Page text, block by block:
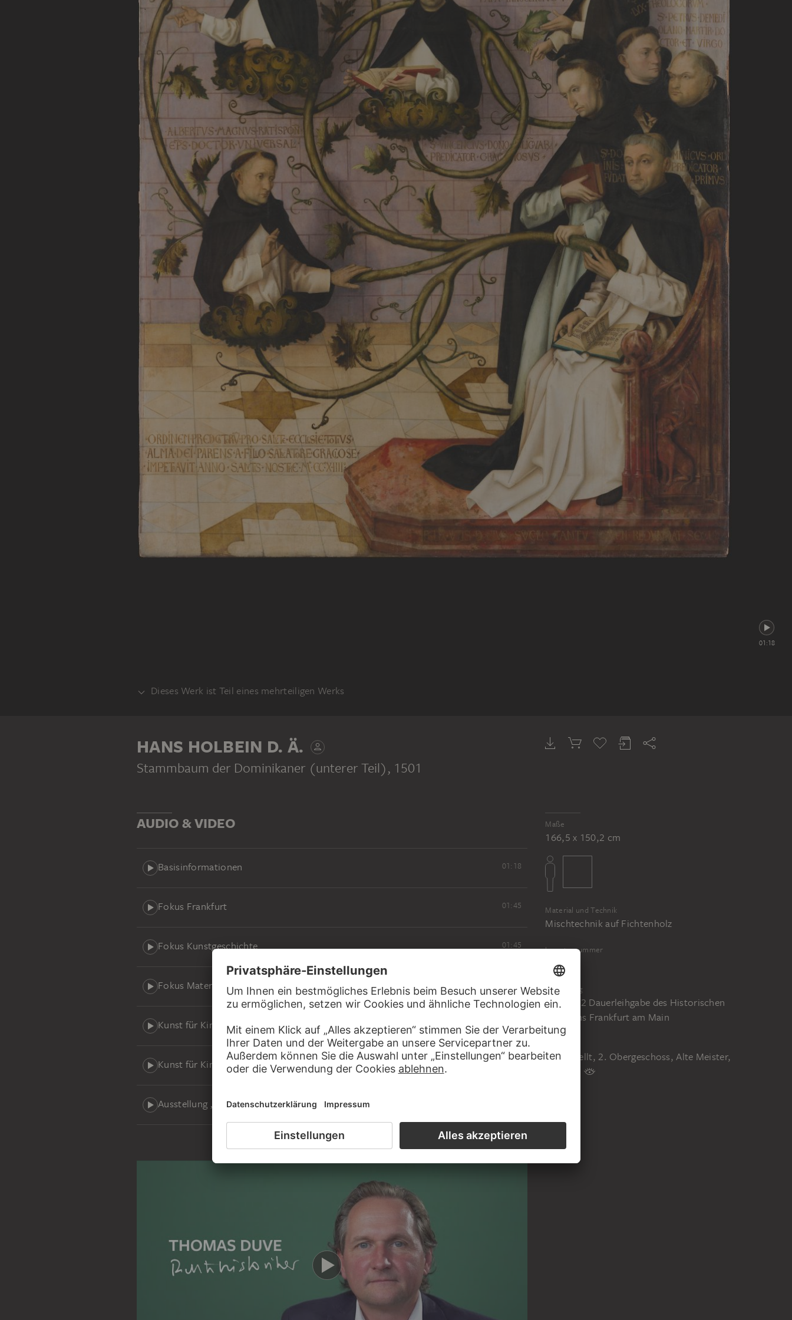
01:18
Dieses Werk ist Teil eines mehrteiligen Werks
HANS HOLBEIN D. Ä.
Stammbaum der Dominikaner (unterer Teil), 1501
Maße
166,5 x 150,2 cm
Material und Technik
Mischtechnik auf Fichtenholz
Inventarnummer
HM 8
Erwerbung
Seit 1922 Dauerleihgabe des Historischen
Museums Frankfurt am Main
Ausgestellt, 2. Obergeschoss, Alte Meister,
AUDIO & VIDEO
Basisinformationen 01:18
Fokus Frankfurt 01:45
Fokus Kunstgeschichte 01:45
Fokus Material
Kunst für Kinder 01:59
Kunst für Kinder 2 02:25
Ausstellung „Holbein und die Renaissance im Norden“ (2023)